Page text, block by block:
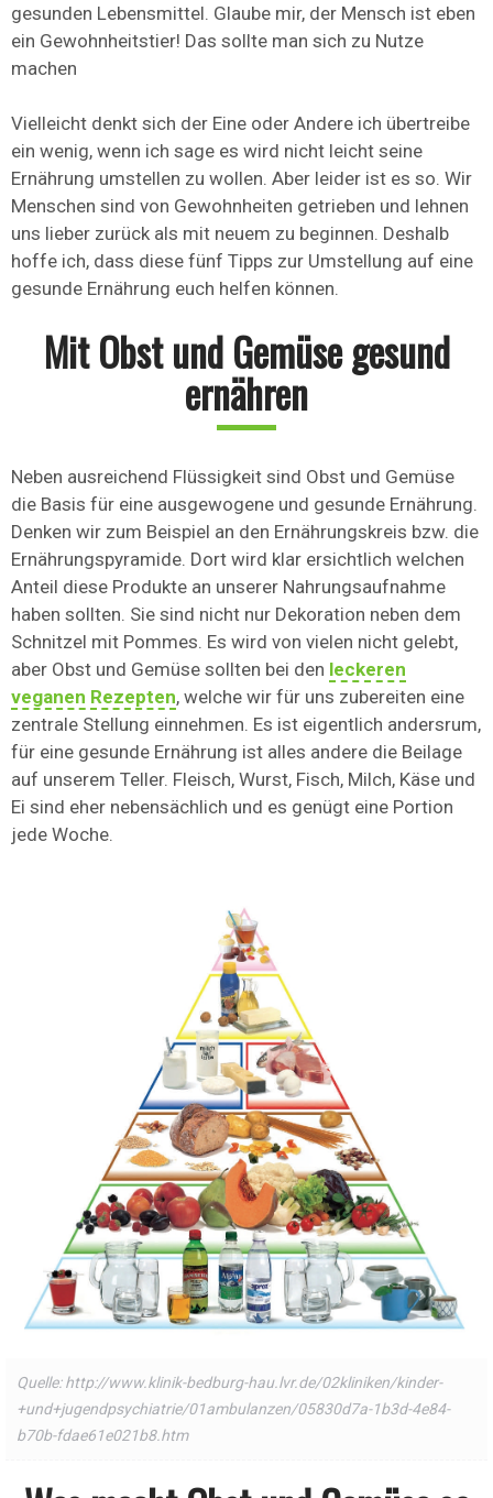
gesunden Lebensmittel. Glaube mir, der Mensch ist eben
ein Gewohnheitstier! Das sollte man sich zu Nutze
machen
Vielleicht denkt sich der Eine oder Andere ich übertreibe
ein wenig, wenn ich sage es wird nicht leicht seine
Ernährung umstellen zu wollen. Aber leider ist es so. Wir
Menschen sind von Gewohnheiten getrieben und lehnen
uns lieber zurück als mit neuem zu beginnen. Deshalb
hoffe ich, dass diese fünf Tipps zur Umstellung auf eine
gesunde Ernährung euch helfen können.
Mit Obst und Gemüse gesund
ernähren
Neben ausreichend Flüssigkeit sind Obst und Gemüse
die Basis für eine ausgewogene und gesunde Ernährung.
Denken wir zum Beispiel an den Ernährungskreis bzw. die
Ernährungspyramide. Dort wird klar ersichtlich welchen
Anteil diese Produkte an unserer Nahrungsaufnahme
haben sollten. Sie sind nicht nur Dekoration neben dem
Schnitzel mit Pommes. Es wird von vielen nicht gelebt,
aber Obst und Gemüse sollten bei den leckeren
veganen Rezepten, welche wir für uns zubereiten eine
zentrale Stellung einnehmen. Es ist eigentlich andersrum,
für eine gesunde Ernährung ist alles andere die Beilage
auf unserem Teller. Fleisch, Wurst, Fisch, Milch, Käse und
Ei sind eher nebensächlich und es genügt eine Portion
jede Woche.
Quelle: http://www.klinik-bedburg-hau.lvr.de/02kliniken/kinder-
+und+jugendpsychiatrie/01ambulanzen/05830d7a-1b3d-4e84-
b70b-fdae61e021b8.htm